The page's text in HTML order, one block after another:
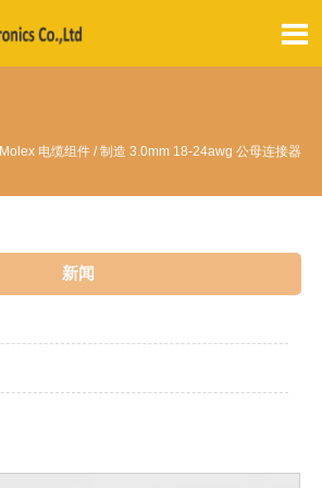

Molex 电缆组件 /制造 3.0mm 18-24awg 公母连接器
新闻